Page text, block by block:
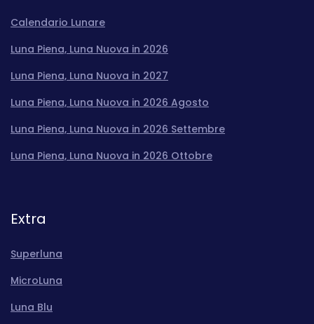
Calendario Lunare
Luna Piena, Luna Nuova in 2026
Luna Piena, Luna Nuova in 2027
Luna Piena, Luna Nuova in 2026 Agosto
Luna Piena, Luna Nuova in 2026 Settembre
Luna Piena, Luna Nuova in 2026 Ottobre
Extra
Superluna
MicroLuna
Luna Blu